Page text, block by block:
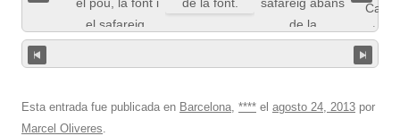
Esta entrada fue publicada en Barcelona, **** el agosto 24, 2013 por
Marcel Oliveres.